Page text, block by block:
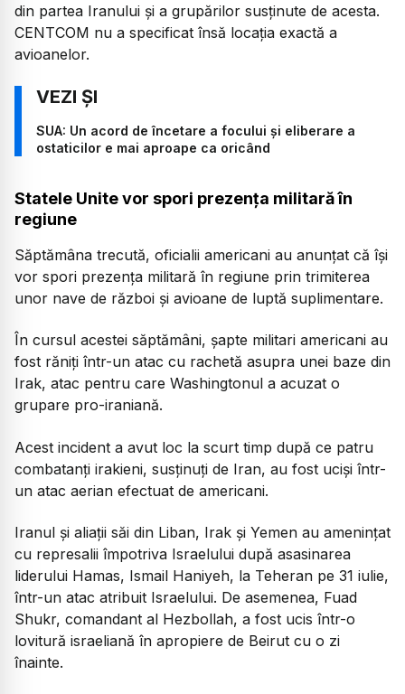
din partea Iranului și a grupărilor susținute de acesta.
CENTCOM nu a specificat însă locația exactă a
avioanelor.
SUA: Un acord de încetare a focului şi eliberare a
ostaticilor e mai aproape ca oricând
Statele Unite vor spori prezența militară în
regiune
Săptămâna trecută, oficialii americani au anunțat că își
vor spori prezența militară în regiune prin trimiterea
unor nave de război și avioane de luptă suplimentare.
În cursul acestei săptămâni, șapte militari americani au
fost răniți într-un atac cu rachetă asupra unei baze din
Irak, atac pentru care Washingtonul a acuzat o
grupare pro-iraniană.
Acest incident a avut loc la scurt timp după ce patru
combatanți irakieni, susținuți de Iran, au fost uciși într-
un atac aerian efectuat de americani.
Iranul și aliații săi din Liban, Irak și Yemen au amenințat
cu represalii împotriva Israelului după asasinarea
liderului Hamas, Ismail Haniyeh, la Teheran pe 31 iulie,
într-un atac atribuit Israelului. De asemenea, Fuad
Shukr, comandant al Hezbollah, a fost ucis într-o
lovitură israeliană în apropiere de Beirut cu o zi
înainte.